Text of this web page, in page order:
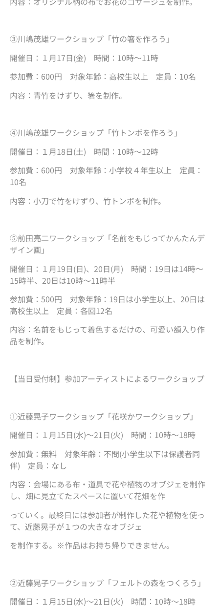
③川嶋茂雄ワークショップ「竹の箸を作ろう」
開催日：１月17日(金) 時間：10時～11時
参加費：600円 対象年齢：高校生以上 定員：10名
内容：青竹をけずり、箸を制作。
④川嶋茂雄ワークショップ「竹トンボを作ろう」
開催日：１月18日(土) 時間：10時～12時
参加費：600円 対象年齢：小学校４年生以上 定員：
10名
内容：小刀で竹をけずり、竹トンボを制作。
⑤前田亮二ワークショップ「名前をもじってかんたんデ
ザイン画」
開催日：１月19日(日)、20日(月) 時間：19日は14時～
15時半、20日は10時～11時半
参加費：500円 対象年齢：19日は小学生以上、20日は
高校生以上 定員：各回12名
内容：名前をもじって着色するだけの、可愛い額入り作
品を制作。
【当日受付制】参加アーティストによるワークショップ
①近藤晃子ワークショップ「花咲かワークショップ」
開催日：１月15日(水)～21日(火) 時間：10時～18時
参加費：無料 対象年齢：不問(小学生以下は保護者同
伴) 定員：なし
内容：会場にある布・道具で花や植物のオブジェを制作
し、畑に見立てたスペースに置いて花畑を作
っていく。最終日には参加者が制作した花や植物を使っ
て、近藤晃子が１つの大きなオブジェ
を制作する。※作品はお持ち帰りできません。
②近藤晃子ワークショップ「フェルトの森をつくろう」
開催日：１月15日(水)～21日(火) 時間：10時～18時